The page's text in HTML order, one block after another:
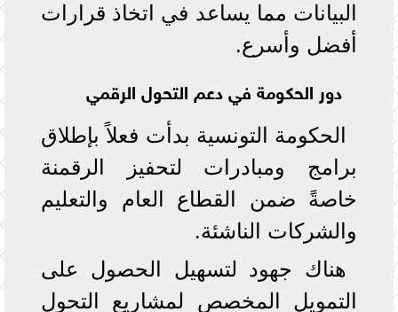
البيانات مما يساعد في اتخاذ قرارات
أفضل وأسرع.
دور الحكومة في دعم التحول الرقمي
الحكومة التونسية بدأت فعلاً بإطلاق
برامج ومبادرات لتحفيز الرقمنة
خاصةً ضمن القطاع العام والتعليم
والشركات الناشئة.
هناك جهود لتسهيل الحصول على
التمويل المخصص لمشاريع التحول